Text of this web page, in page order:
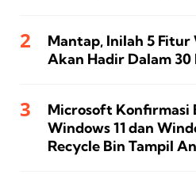
Mantap, Inilah 5 Fitur
Akan Hadir Dalam 30
Microsoft Konfirmasi
Windows 11 dan
Recycle Bin Tampil